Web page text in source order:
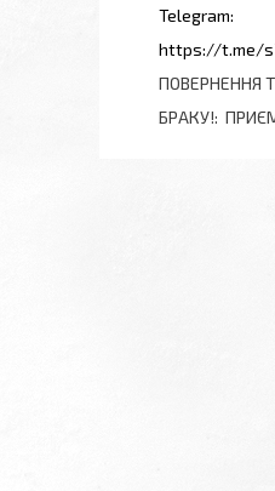
https://t.me/
ПОВЕРНЕННЯ
БРАКУ!